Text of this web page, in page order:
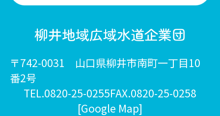
柳井地域広域水道企業団
〒742-0031 山口県柳井市南町一丁目10
番2号
TEL.0820-25-0255FAX.0820-25-0258
[Google Map]